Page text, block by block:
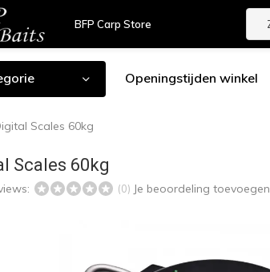
BFP Carp Store
Openingstijden winkel
Scales 60kg
Scales 60kg
(0) Je beoordeling toevoegen